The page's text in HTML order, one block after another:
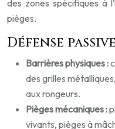
des zones spécifiques à
pièges.
Défense passive
Barrières physiques :
des grilles
aux rongeurs.
Pièges mécaniques :
vivants, pièges à